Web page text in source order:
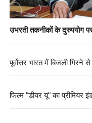
उभरती तकनीकों के दुरुपयोग
पूर्वोत्तर भारत में बिजली गिरने
फिल्म "डीयर यू" का प्रीमियर